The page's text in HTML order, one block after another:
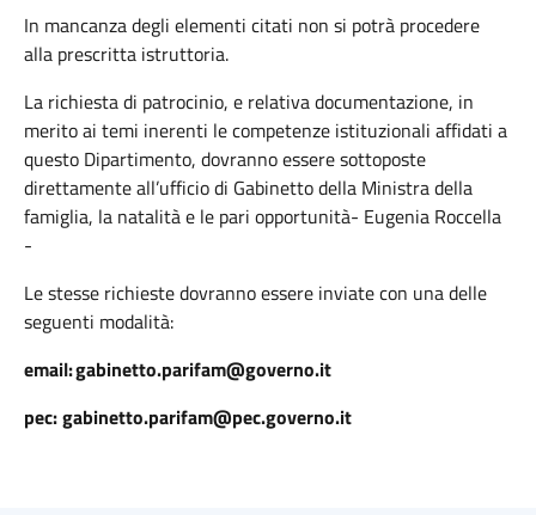
In mancanza degli elementi citati non si potrà procedere
alla prescritta istruttoria.
La richiesta di patrocinio, e relativa documentazione, in
merito ai temi inerenti le competenze istituzionali affidati a
questo Dipartimento, dovranno essere sottoposte
direttamente all’ufficio di Gabinetto della Ministra della
famiglia, la natalità e le pari opportunità- Eugenia Roccella
-
Le stesse richieste dovranno essere inviate con una delle
seguenti modalità:
email: gabinetto.parifam@governo.it
pec: gabinetto.parifam@pec.governo.it